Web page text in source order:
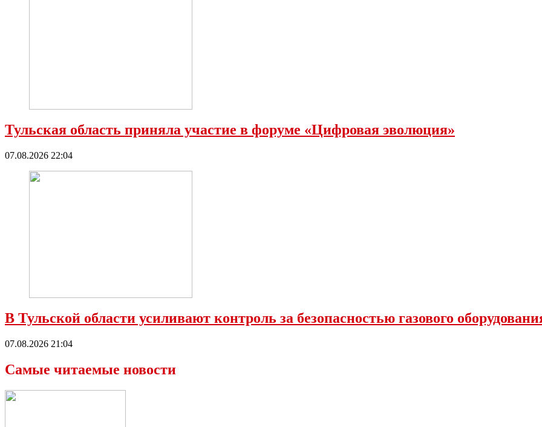
Тульская область приняла участие в форуме «Цифровая эволюция»
07.08.2026 22:04
В Тульской области усиливают контроль за безопасностью газового
07.08.2026 21:04
Самые читаемые новости